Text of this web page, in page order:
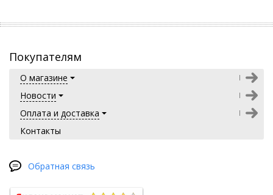
Покупателям
О магазине
Новости
Оплата и доставка
Контакты
Обратная связь